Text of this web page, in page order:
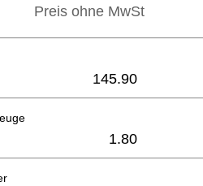
Preis ohne MwSt
145.90
1.80